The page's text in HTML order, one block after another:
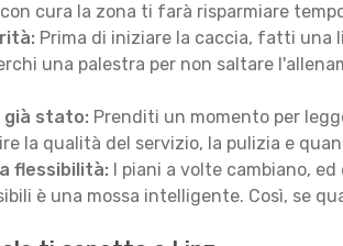
cura la zona ti farà risparmiare
Prima di iniziare la caccia, fatti una
una palestra per non saltare
già stato: Prenditi un momento per
la qualità del servizio, la pulizia e
flessibilità: I piani a volte cambiano,
è una mossa intelligente. Così, se